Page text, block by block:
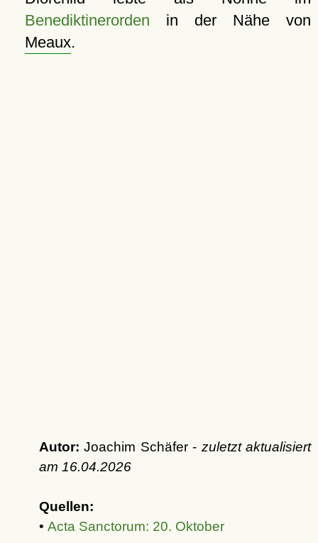
Benediktinerorden in der Nähe von
Meaux.
Autor: Joachim Schäfer - zuletzt aktualisiert
am 16.04.2026
Quellen:
• Acta Sanctorum: 20. Oktober